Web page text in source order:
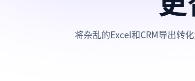
将杂乱的Excel和CRM导出转